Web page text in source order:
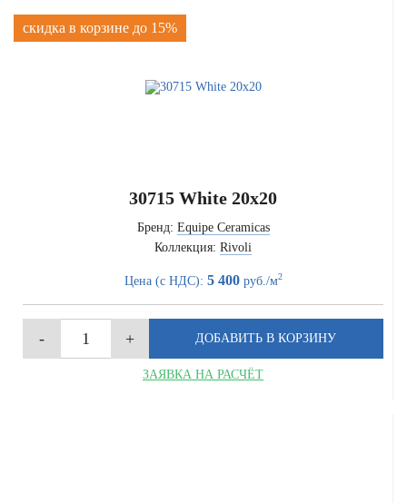
скидка в корзине до 15%
30715 White 20x20
Бренд: Equipe Ceramicas
Коллекция: Rivoli
Цена (с НДС): 5 400руб./м2
ЗАЯВКА НА РАСЧЁТ